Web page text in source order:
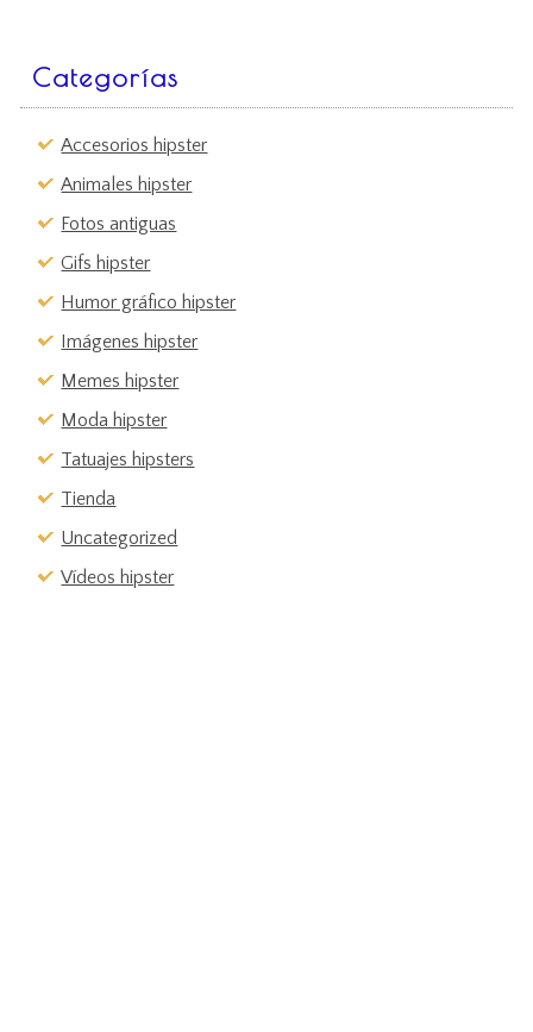
Categorías
Accesorios hipster
Animales hipster
Fotos antiguas
Gifs hipster
Humor gráfico hipster
Imágenes hipster
Memes hipster
Moda hipster
Tatuajes hipsters
Tienda
Uncategorized
Vídeos hipster